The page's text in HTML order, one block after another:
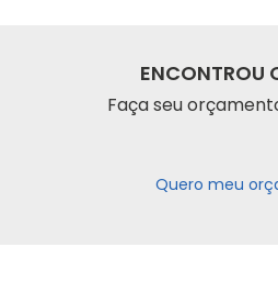
ENCONTROU
Faça seu
Quero meu